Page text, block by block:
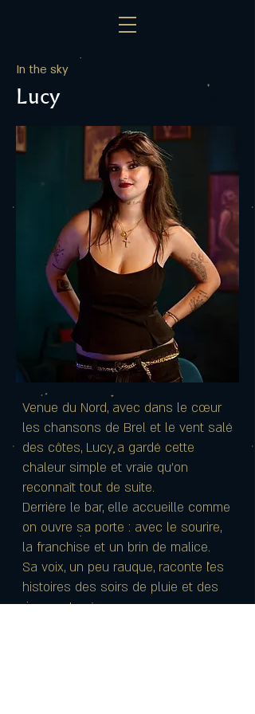
In the sky
Lucy
Venue du Nord, avec dans le cœur
les chansons de Brel et le vent salé
des côtes, Lucy a gardé cette
chaleur simple et vraie qu’on
reconnaît tout de suite.
Derrière le bar, elle accueille comme
on ouvre sa porte : avec le sourire,
la franchise et un brin de malice.
Sa voix, un peu rauque, raconte les
histoires des soirs de pluie et des
rires partagés.